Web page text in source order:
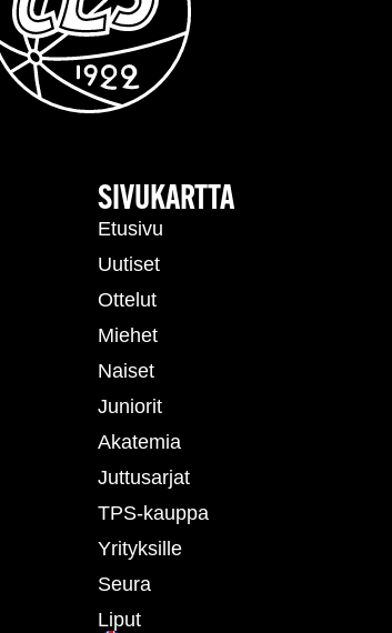
SIVUKARTTA
Etusivu
Uutiset
Ottelut
Miehet
Naiset
Juniorit
Akatemia
Juttusarjat
TPS-kauppa
Yrityksille
Seura
Liput